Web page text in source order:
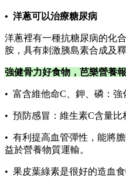
• 洋蔥可以治療糖尿病
洋蔥裡有一種抗糖尿病的化
胺，具有刺激胰島素合成及釋
強健骨力好食物，芭樂營養
• 富含維他命C、鉀、磷：強
• 預防感冒：維生素C含量比
• 有利提高血管彈性，能將
益於營養物質運輸。
• 果皮葉綠素是很好的造血